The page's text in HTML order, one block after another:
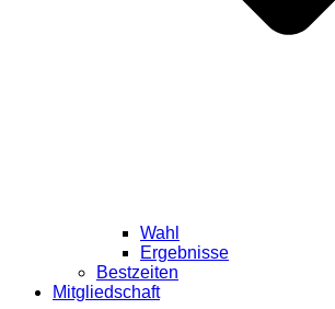
Wahl
Ergebnisse
Bestzeiten
Mitgliedschaft